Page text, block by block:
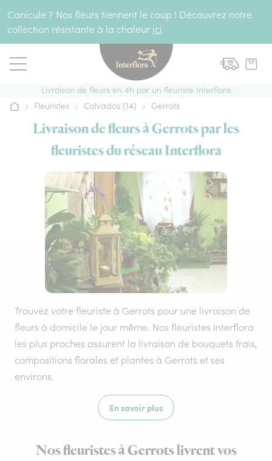
Canicule ? Nos fleurs tiennent le coup ! Découvrez notre
collection résistante à la chaleur ici
Livraison de fleurs en 4h par un fleuriste Interflora
Accueil
› Fleuristes › Calvados (14) › Gerrots
Livraison de fleurs à Gerrots par les
fleuristes du réseau Interflora
Trouvez votre fleuriste à Gerrots pour une livraison de
fleurs à domicile le jour même. Nos fleuristes Interflora
les plus proches assurent la livraison de bouquets frais,
compositions florales et plantes à Gerrots et ses
environs.
En savoir plus
Nos fleuristes à Gerrots livrent vos